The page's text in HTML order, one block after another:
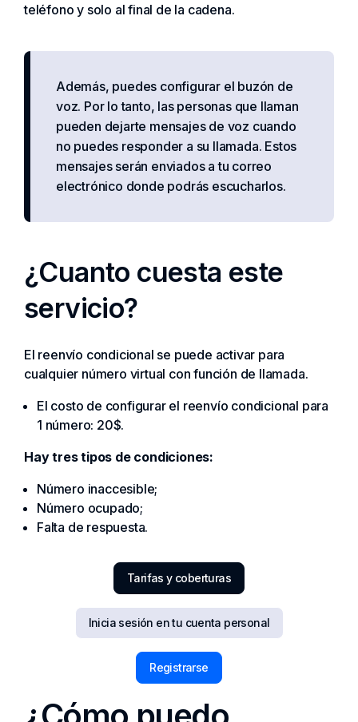
teléfono y solo al final de la cadena.
Además, puedes configurar el buzón de
voz. Por lo tanto, las personas que llaman
pueden dejarte mensajes de voz cuando
no puedes responder a su llamada. Estos
mensajes serán enviados a tu correo
electrónico donde podrás escucharlos.
¿Cuanto cuesta este
servicio?
El reenvío condicional se puede activar para
cualquier número virtual con función de llamada.
El costo de configurar el reenvío condicional para
1 número: 20$.
Hay tres tipos de condiciones:
Número inaccesible;
Número ocupado;
Falta de respuesta.
Tarifas y coberturas
Inicia sesión en tu cuenta personal
Registrarse